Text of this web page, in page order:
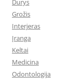
Durys
Grožis
Interjeras
Įranga
Keltai
Medicina
Odontologija